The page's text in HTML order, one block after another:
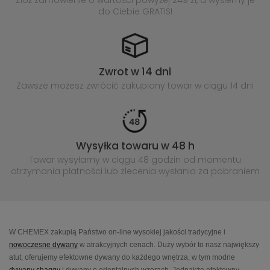
do Ciebie GRATIS!
Zwrot w 14 dni
Zawsze możesz zwrócić zakupiony towar w ciągu 14 dni
Wysyłka towaru w 48 h
Towar wysyłamy w ciągu 48 godzin od momentu
otrzymania płatności lub zlecenia wysłania za pobraniem
W CHEMEX zakupią Państwo on-line wysokiej jakości tradycyjne i
nowoczesne dywany w atrakcyjnych cenach. Duży wybór to nasz największy
atut, oferujemy efektowne dywany do każdego wnętrza, w tym modne